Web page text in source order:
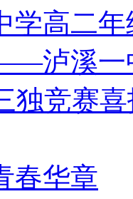
学高二
泸溪
独竞赛
春华章